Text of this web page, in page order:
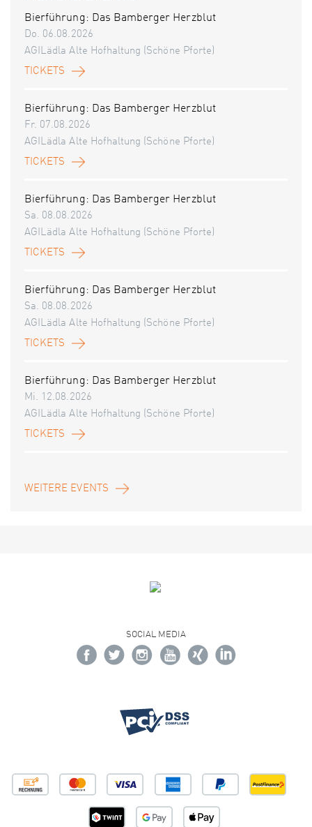
Bierführung: Das Bamberger Herzblut
Do. 06.08.2026
AGILädla Alte Hofhaltung (Schöne Pforte)
TICKETS
Bierführung: Das Bamberger Herzblut
Fr. 07.08.2026
AGILädla Alte Hofhaltung (Schöne Pforte)
TICKETS
Bierführung: Das Bamberger Herzblut
Sa. 08.08.2026
AGILädla Alte Hofhaltung (Schöne Pforte)
TICKETS
Bierführung: Das Bamberger Herzblut
Sa. 08.08.2026
AGILädla Alte Hofhaltung (Schöne Pforte)
TICKETS
Bierführung: Das Bamberger Herzblut
Mi. 12.08.2026
AGILädla Alte Hofhaltung (Schöne Pforte)
TICKETS
WEITERE EVENTS
SOCIAL MEDIA